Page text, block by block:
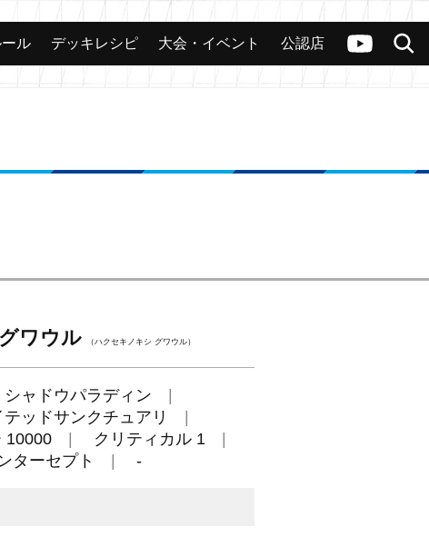
ヴァンガードch
検索
カード 大会 公認店舗 その他
ル デッキレシピ 大会・イベント 公認店
ワウル （ハクセキノキシ グワウル）
シャドウパラディン
ッドサンクチュアリ
10000
クリティカル 1
ターセプト -